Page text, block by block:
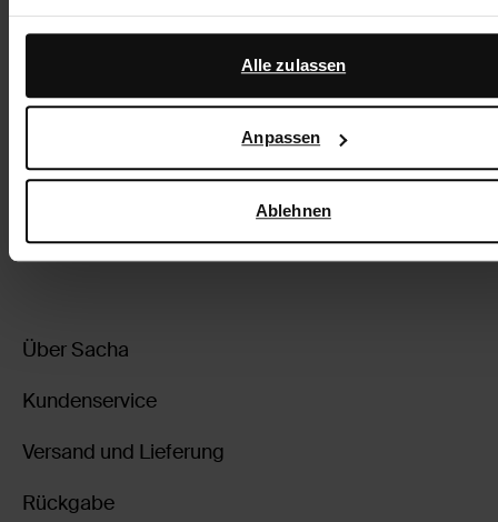
Darüber hinaus arbeiten wir mit Google zu Werbe- und
Messzwecken zusammen. Weitere Informationen darüber,
Google Ihre personenbezogenen Daten verwendet, finden
Alle zulassen
Anpassen
Ablehnen
Anti Aging 300 ml (29,83 € / 1L)
Über Sacha
Kundenservice
Versand und Lieferung
Rückgabe